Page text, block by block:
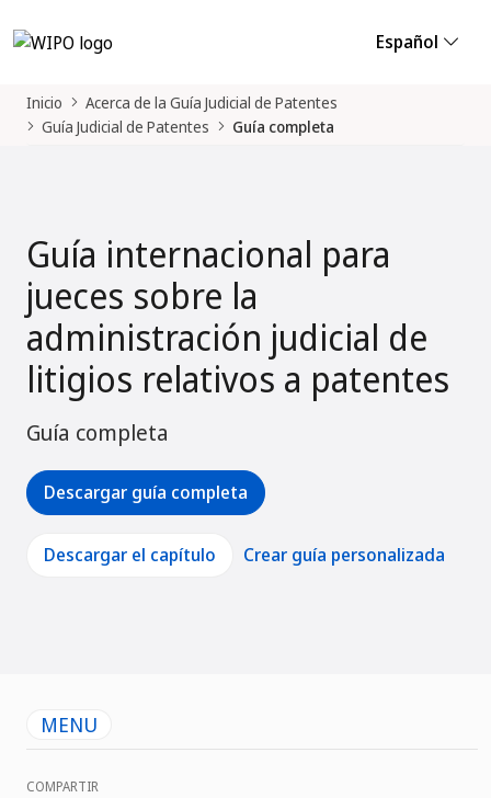
Español
Inicio
Acerca de la Guía Judicial de Patentes
Guía Judicial de Patentes
Guía completa
Guía internacional para
jueces sobre la
administración judicial de
litigios relativos a patentes
Guía completa
Descargar guía completa
Descargar el capítulo Crear guía personalizada
MENU
COMPARTIR